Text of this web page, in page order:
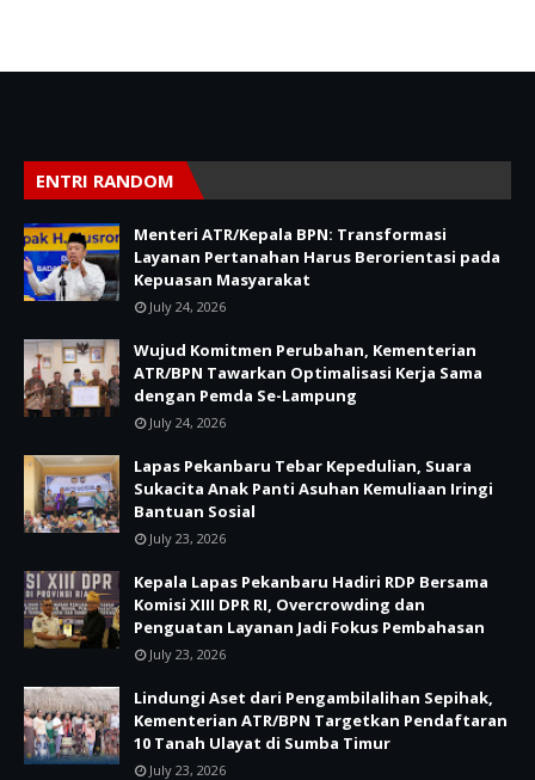
ENTRI RANDOM
Menteri ATR/Kepala BPN: Transformasi
Layanan Pertanahan Harus Berorientasi pada
Kepuasan Masyarakat
July 24, 2026
Wujud Komitmen Perubahan, Kementerian
ATR/BPN Tawarkan Optimalisasi Kerja Sama
dengan Pemda Se-Lampung
July 24, 2026
Lapas Pekanbaru Tebar Kepedulian, Suara
Sukacita Anak Panti Asuhan Kemuliaan Iringi
Bantuan Sosial
July 23, 2026
Kepala Lapas Pekanbaru Hadiri RDP Bersama
Komisi XIII DPR RI, Overcrowding dan
Penguatan Layanan Jadi Fokus Pembahasan
July 23, 2026
Lindungi Aset dari Pengambilalihan Sepihak,
Kementerian ATR/BPN Targetkan Pendaftaran
10 Tanah Ulayat di Sumba Timur
July 23, 2026